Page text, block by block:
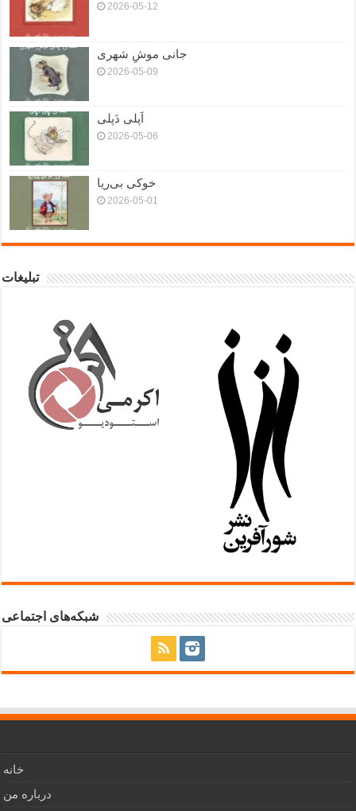
2026-05-12
جانی موشِ شهری
2026-05-09
اَپلی دَپلی
2026-05-06
خوکی بی‌ریا
2026-05-01
تبلیغات
شبکه‌های اجتماعی
خانه
درباره من